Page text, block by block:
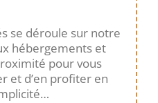
se déroule sur notre
hébergements et
pour vous
et d’en profiter en